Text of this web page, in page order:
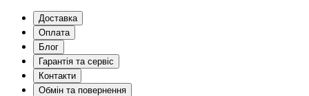
Доставка
Оплата
Блог
Гарантія та сервіс
Контакти
Обмін та повернення